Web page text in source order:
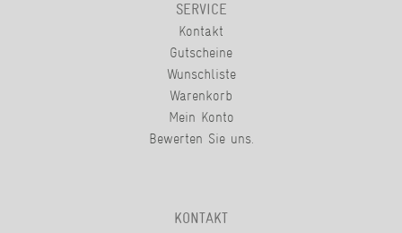
SERVICE
Kontakt
Gutscheine
Wunschliste
Warenkorb
Mein Konto
Bewerten Sie uns.
KONTAKT